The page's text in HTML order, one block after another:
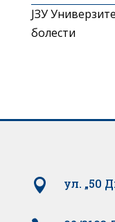
ЈЗУ
болести
 ул. „50